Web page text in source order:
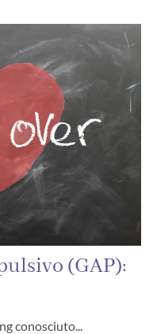
(GAP):
conosciuto...